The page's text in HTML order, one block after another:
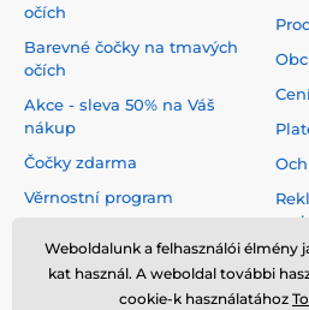
očích
Barevné čočky na tmavých
očích
Akce - sleva 50% na Váš
nákup
Čočky zdarma
Věrnostní program
Virtuální zrcadlo
Weboldalunk a felhasználói élmény
kat használ. A weboldal további
cookie-k használatához